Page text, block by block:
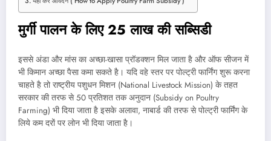
मुर्गी पालन के लिए 25 लाख की सब्सिडी
इससे अंडा और मांस का अच्छा-खासा प्रॉडक्शन मिल जाता है और ऑफ सीजन में
भी किमान अच्छा पैसा कमा सकते है। यदि वहे स्तर पर पोल्ट्री फार्निंग शुरू करना
चाहते है तो राष्ट्रीय पशुधन मिशन (National Livestock Mission) के तहत
सरकार की तरफ से 50 प्रतिशत तक अनुदान (Subsidy on Poultry
Farming) भी दिया जाता है इसके अलावा, नाबार्ड की तरफ से पोल्ट्री फार्मिंग के
लिये कम दरों पर लोन भी दिया जाता है।